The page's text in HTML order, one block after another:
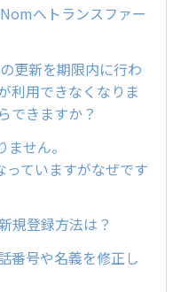
へトランスファー
更新を期限内に行わ
利用できなくなりま
できますか？
せん。
っていますがなぜです
規登録方法は？
番号や名義を修正し